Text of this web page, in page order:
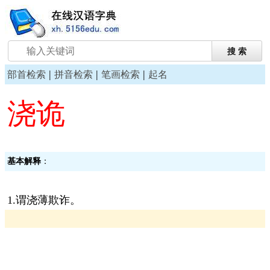
部首检索 | 拼音检索 | 笔画检索 | 起名
浇诡
基本解释 ：
1.谓浇薄欺诈。